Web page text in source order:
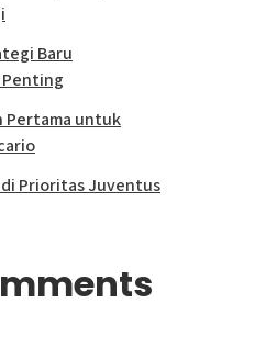
Baru
Penting
Pertama untuk
Prioritas Juventus